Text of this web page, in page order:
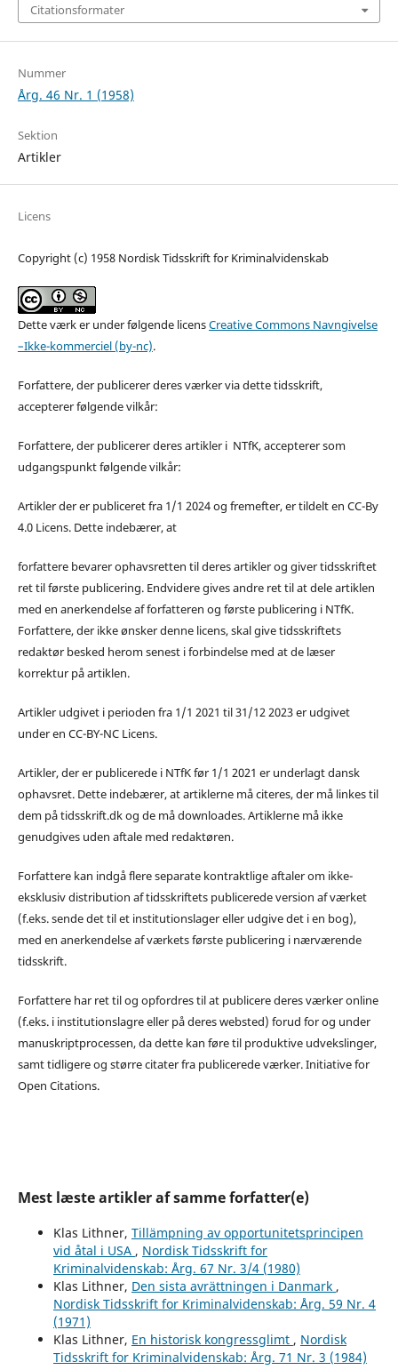
Citationsformater
Nummer
Årg. 46 Nr. 1 (1958)
Sektion
Artikler
Licens
Copyright (c) 1958 Nordisk Tidsskrift for Kriminalvidenskab
Dette værk er under følgende licensCreative Commons Navngivelse
–Ikke-kommerciel (by-nc).
Forfattere, der publicerer deres værker via dette tidsskrift,
accepterer følgende vilkår:
Forfattere, der publicerer deres artikler i NTfK, accepterer som
udgangspunkt følgende vilkår:
Artikler der er publiceret fra 1/1 2024 og fremefter, er tildelt en CC-By
4.0 Licens. Dette indebærer, at
forfattere bevarer ophavsretten til deres artikler og giver tidsskriftet
ret til første publicering. Endvidere gives andre ret til at dele artiklen
med en anerkendelse af forfatteren og første publicering i NTfK.
Forfattere, der ikke ønsker denne licens, skal give tidsskriftets
redaktør besked herom senest i forbindelse med at de læser
korrektur på artiklen.
Artikler udgivet i perioden fra 1/1 2021 til 31/12 2023 er udgivet
under en CC-BY-NC Licens.
Artikler, der er publicerede i NTfK før 1/1 2021 er underlagt dansk
ophavsret. Dette indebærer, at artiklerne må citeres, der må linkes til
dem på tidsskrift.dk og de må downloades. Artiklerne må ikke
genudgives uden aftale med redaktøren.
Forfattere kan indgå flere separate kontraktlige aftaler om ikke-
eksklusiv distribution af tidsskriftets publicerede version af værket
(f.eks. sende det til et institutionslager eller udgive det i en bog),
med en anerkendelse af værkets første publicering i nærværende
tidsskrift.
Forfattere har ret til og opfordres til at publicere deres værker online
(f.eks. i institutionslagre eller på deres websted) forud for og under
manuskriptprocessen, da dette kan føre til produktive udvekslinger,
samt tidligere og større citater fra publicerede værker. Initiative for
Open Citations.
Mest læste artikler af samme forfatter(e)
Klas Lithner, Tillämpning av opportunitetsprincipen
vid åtal i USA , Nordisk Tidsskrift for
Kriminalvidenskab: Årg. 67 Nr. 3/4 (1980)
Klas Lithner, Den sista avrättningen i Danmark ,
Nordisk Tidsskrift for Kriminalvidenskab: Årg. 59 Nr. 4
(1971)
Klas Lithner, En historisk kongressglimt , Nordisk
Tidsskrift for Kriminalvidenskab: Årg. 71 Nr. 3 (1984)